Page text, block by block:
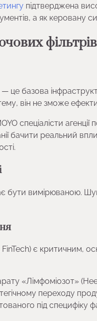
підтверджена
а як керовану
фільтрів
— це базова
він не зможе
спеціалісти агенції
бачити реальний
бути вимірюваною.
є критичним,
«Лімфоміозот»
переходу
під специфіку